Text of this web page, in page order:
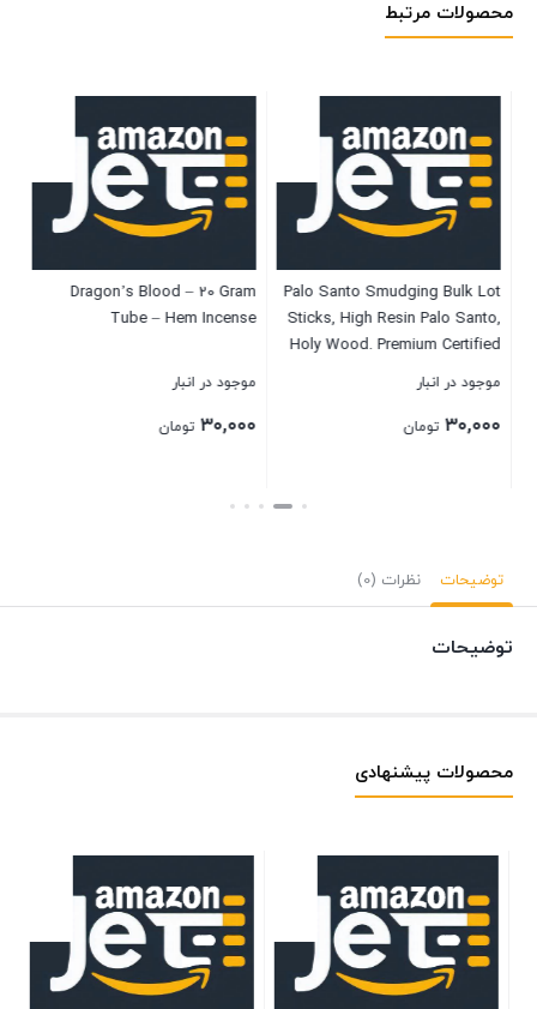
محصولات مرتبط
Palo Santo Smudging Bulk Lot
Sticks, High Resin Palo Santo,
Holy Wood. Premium Certified
Cleansing, Healing (5 Sticks)
موجود در انبار
۳۰,۰۰۰ تومان
Dragon’s Blood – 20 Gram
Tube – Hem Incense
موجود در انبار
۳۰,۰۰۰ تومان
بستن
توضیحات نظرات (0)
توضیحات
محصولات پیشنهادی